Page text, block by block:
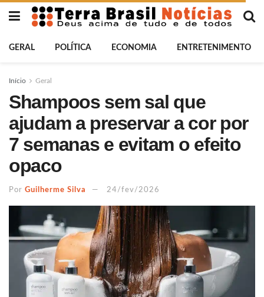
GERAL POLÍTICA ECONOMIA ENTRETENIMENTO
Início Geral
Shampoos sem sal que
ajudam a preservar a cor por
7 semanas e evitam o efeito
opaco
Por Guilherme Silva 24/fev/2026